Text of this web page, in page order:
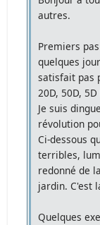
autres.
Premiers
quelques
satisfait pas
20D, 50D, 5D
Je suis
révolution
Ci-dessous
terribles,
redonné de
jardin. C'est
Quelques